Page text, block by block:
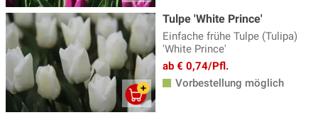
Tulpe 'White Prince'
Einfache frühe Tulpe (Tulipa)
'White Prince'
ab € 0,74/Pfl.
Vorbestellung möglich